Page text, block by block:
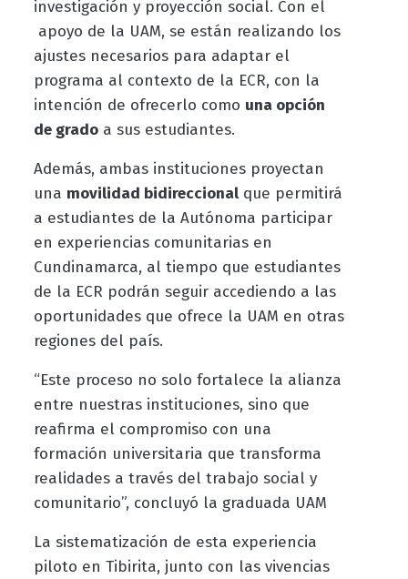
investigación y proyección social. Con el
apoyo de la UAM, se están realizando los
ajustes necesarios para adaptar el
programa al contexto de la ECR, con la
intención de ofrecerlo como una opción
de gradoa sus estudiantes.
Además, ambas instituciones proyectan
una movilidad bidireccionalque permitirá
a estudiantes de la Autónoma participar
en experiencias comunitarias en
Cundinamarca, al tiempo que estudiantes
de la ECR podrán seguir accediendo a las
oportunidades que ofrece la UAM en otras
regiones del país.
“Este proceso no solo fortalece la alianza
entre nuestras instituciones, sino que
reafirma el compromiso con una
formación universitaria que transforma
realidades a través del trabajo social y
comunitario”, concluyó la graduada UAM
La sistematización de esta experiencia
piloto en Tibirita, junto con las vivencias